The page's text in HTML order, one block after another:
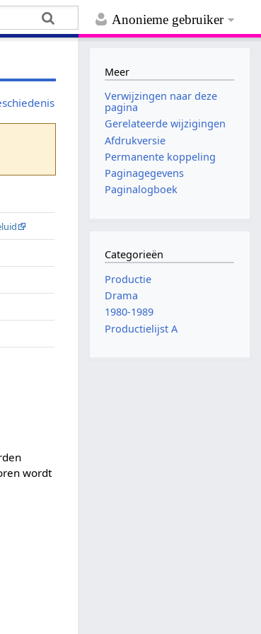
Anonieme gebruiker
wordt
Meer
Verwijzingen naar deze
pagina
Gerelateerde wijzigingen
Afdrukversie
Permanente koppeling
Paginagegevens
Paginalogboek
Categorieën
Productie
Drama
1980-1989
Productielijst A